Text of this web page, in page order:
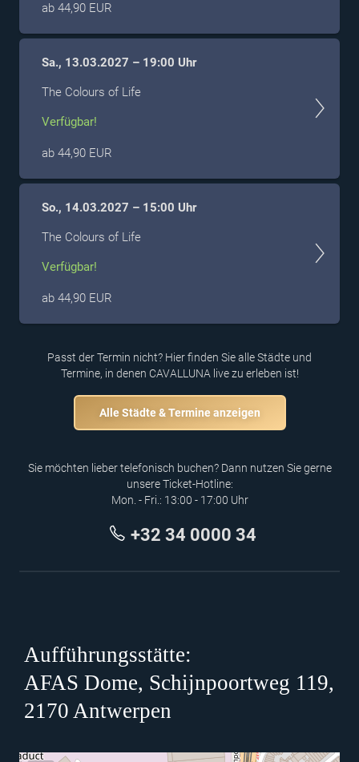
ab 44,90 EUR
Sa., 13.03.2027 – 19:00 Uhr
The Colours of Life
Verfügbar!
ab 44,90 EUR
So., 14.03.2027 – 15:00 Uhr
The Colours of Life
Verfügbar!
ab 44,90 EUR
Passt der Termin nicht? Hier finden Sie alle Städte und
Termine, in denen CAVALLUNA live zu erleben ist!
Alle Städte & Termine anzeigen
Sie möchten lieber telefonisch buchen? Dann nutzen Sie gerne
unsere Ticket-Hotline:
Mon. - Fri.: 13:00 - 17:00 Uhr
+32 34 0000 34
Aufführungsstätte:
AFAS Dome, Schijnpoortweg 119,
2170 Antwerpen